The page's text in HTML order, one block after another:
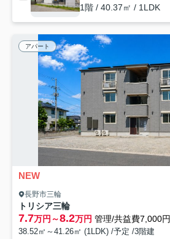
1階 / 40.37㎡ / 1LDK
アパート
NEW
長野市三輪
トリシア三輪
7.7万円～8.2万円 管理/共益費7,000円
38.52㎡～41.26㎡ (1LDK) /予定 /3階建